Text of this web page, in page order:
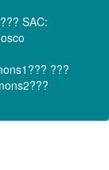
SAC:
???